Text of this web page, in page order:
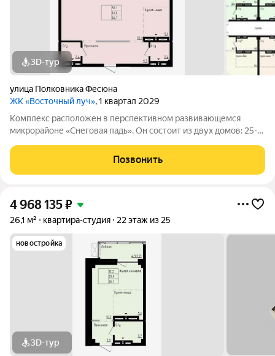
3D-тур
улица Полковника Фесюна
ЖК «Восточный луч», 1 квартал 2029
Комплекс расположен в перспективном развивающемся
микрорайоне «Снеговая падь». Он состоит из двух домов: 25-
соответствует высоким стандартам качества жизни,
комфортного времяпрепровождения. Так же в
Позвонить
4 968 135₽
26,1 м² квартира-студия 22 этаж из 25
новостройка
3D-тур